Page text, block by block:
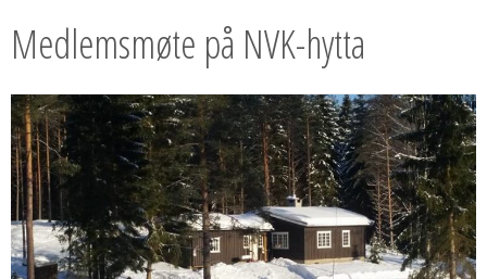
Medlemsmøte på NVK-hytta